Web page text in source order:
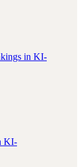
in KI-
KI-